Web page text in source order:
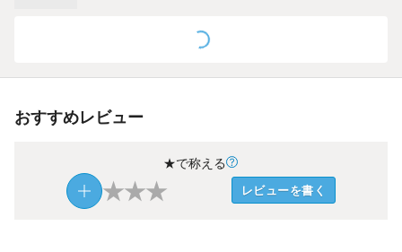
おすすめレビュー
★で称える
★★★ レビューを書く